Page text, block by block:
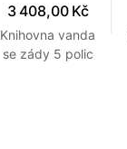
3 408,00 Kč
Knihovna vanda
se zády 5 polic